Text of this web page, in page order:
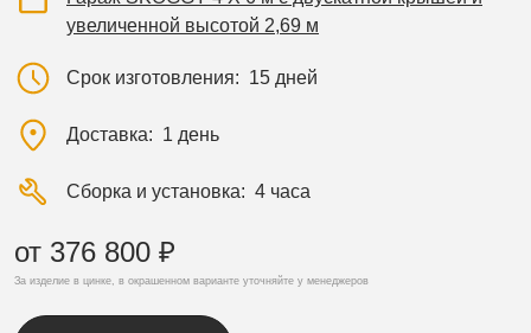
увеличенной высотой 2,69 м
Срок изготовления 15 дней
Доставка 1 день
Сборка и установка 4 часа
от 376 800 ₽
За изделие в цинке, в окрашенном варианте уточняйте у менеджеров